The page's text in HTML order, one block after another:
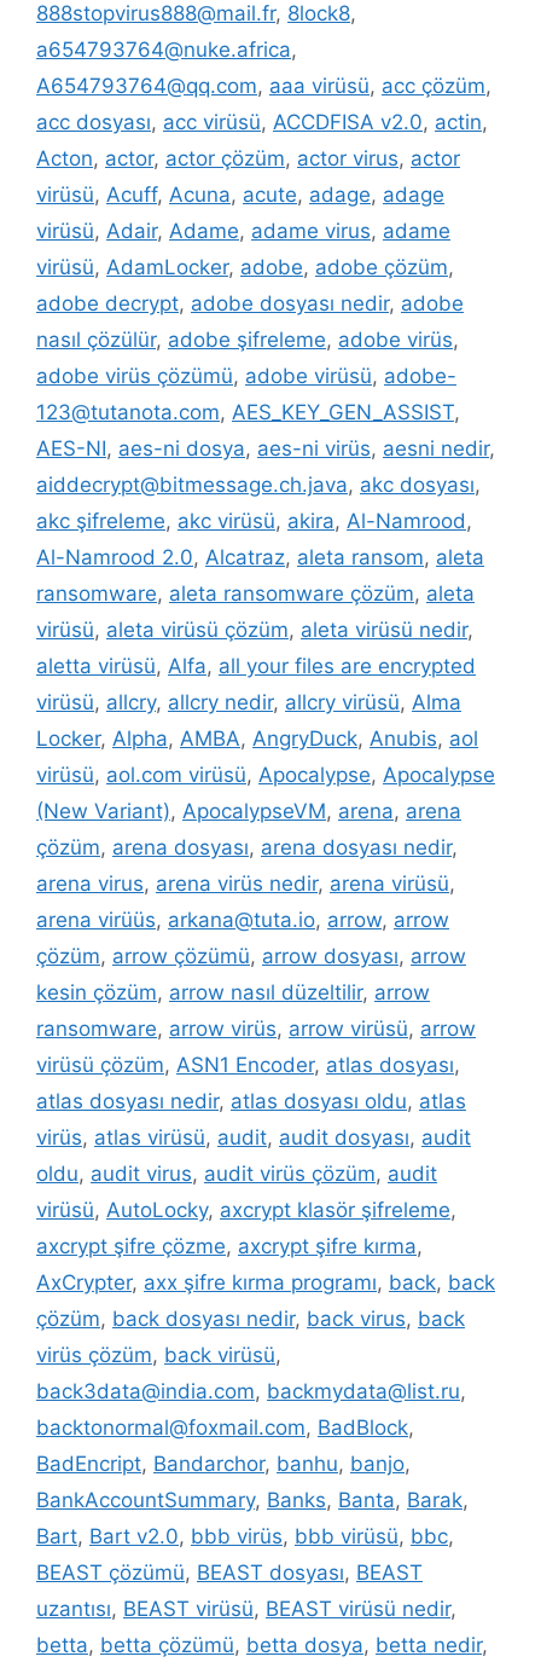
888stopvirus888@mail.fr, 8lock8,
a654793764@nuke.africa,
A654793764@qq.com, aaa virüsü, acc çözüm,
acc dosyası, acc virüsü, ACCDFISA v2.0, actin,
Acton, actor, actor çözüm, actor virus, actor
virüsü, Acuff, Acuna, acute, adage, adage
virüsü, Adair, Adame, adame virus, adame
virüsü, AdamLocker, adobe, adobe çözüm,
adobe decrypt, adobe dosyası nedir, adobe
nasıl çözülür, adobe şifreleme, adobe virüs,
adobe virüs çözümü, adobe virüsü, adobe-
123@tutanota.com, AES_KEY_GEN_ASSIST,
AES-NI, aes-ni dosya, aes-ni virüs, aesni nedir,
aiddecrypt@bitmessage.ch.java, akc dosyası,
akc şifreleme, akc virüsü, akira, Al-Namrood,
Al-Namrood 2.0, Alcatraz, aleta ransom, aleta
ransomware, aleta ransomware çözüm, aleta
virüsü, aleta virüsü çözüm, aleta virüsü nedir,
aletta virüsü, Alfa, all your files are encrypted
virüsü, allcry, allcry nedir, allcry virüsü, Alma
Locker, Alpha, AMBA, AngryDuck, Anubis, aol
virüsü, aol.com virüsü, Apocalypse, Apocalypse
(New Variant), ApocalypseVM, arena, arena
çözüm, arena dosyası, arena dosyası nedir,
arena virus, arena virüs nedir, arena virüsü,
arena virüüs, arkana@tuta.io, arrow, arrow
çözüm, arrow çözümü, arrow dosyası, arrow
kesin çözüm, arrow nasıl düzeltilir, arrow
ransomware, arrow virüs, arrow virüsü, arrow
virüsü çözüm, ASN1 Encoder, atlas dosyası,
atlas dosyası nedir, atlas dosyası oldu, atlas
virüs, atlas virüsü, audit, audit dosyası, audit
oldu, audit virus, audit virüs çözüm, audit
virüsü, AutoLocky, axcrypt klasör şifreleme,
axcrypt şifre çözme, axcrypt şifre kırma,
AxCrypter, axx şifre kırma programı, back, back
çözüm, back dosyası nedir, back virus, back
virüs çözüm, back virüsü,
back3data@india.com, backmydata@list.ru,
backtonormal@foxmail.com, BadBlock,
BadEncript, Bandarchor, banhu, banjo,
BankAccountSummary, Banks, Banta, Barak,
Bart, Bart v2.0, bbb virüs, bbb virüsü, bbc,
BEAST çözümü, BEAST dosyası, BEAST
uzantısı, BEAST virüsü, BEAST virüsü nedir,
betta, betta çözümü, betta dosya, betta nedir,